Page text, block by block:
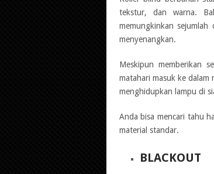
tekstur, dan warna.
memungkinkan
menyenangkan.
Meskipun memberikan
matahari masuk ke
menghidupkan lampu di
Anda bisa mencari tahu
material standar.
BLACKOUT